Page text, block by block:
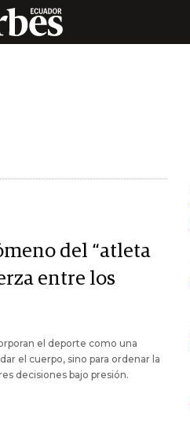
del “atleta
entre los
el deporte como una
el cuerpo, sino para ordenar la
decisiones bajo presión.